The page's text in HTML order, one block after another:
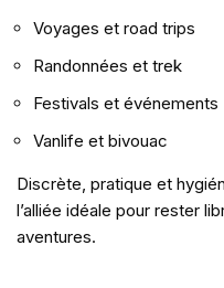
Voyages et road trips
Randonnées et trek
Festivals et événements
Vanlife et bivouac
Discrète, pratique et
l’alliée idéale pour rester
aventures.